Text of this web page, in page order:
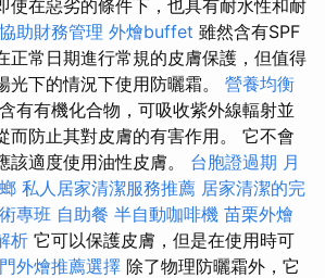
使在惡劣的條件下，也具有耐水性和耐
助財務管理 外燴buffet 雖然含有SPF
正常日期進行常規的皮膚保護，但值得
光下的情況下使用防曬霜。 營養均衡
有有機化合物，可吸收紫外線輻射並
而防止其對皮膚的有害作用。 它不會
該適度使用油性皮膚。 台胞證過期 月
私人居家清潔服務推薦 居家清潔的完
專班 自助餐 半自動咖啡機 苗栗外燴
析 它可以保護皮膚，但是在使用時可
外燴推薦選擇 除了物理防曬霜外，它